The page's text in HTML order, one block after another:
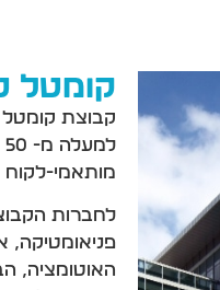
קומטל
קבוצת
מותאמי-לקוח
לחברות
פניאומטיקה,
האוטומציה,